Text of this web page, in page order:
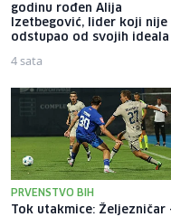
godinu rođen Alija
Izetbegović, lider koji nije
odstupao od svojih ideala
4 sata
PRVENSTVO BIH
Tok utakmice: Željezničar